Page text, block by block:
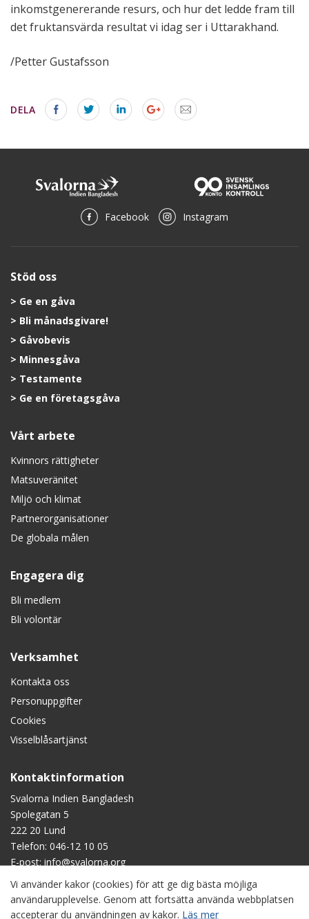
inkomstgenererande resurs, och hur det ledde fram till
det fruktansvärda resultat vi idag ser i Uttarakhand.
/Petter Gustafsson
DELA
Facebook Instagram
Stöd oss
Ge en gåva
Bli månadsgivare!
Gåvobevis
Minnesgåva
Testamente
Ge en företagsgåva
Vårt arbete
Kvinnors rättigheter
Matsuveränitet
Miljö och klimat
Partnerorganisationer
De globala målen
Engagera dig
Bli medlem
Bli volontär
Verksamhet
Kontakta oss
Personuppgifter
Cookies
Visselblåsartjänst
Kontaktinformation
Svalorna Indien Bangladesh
Spolegatan 5
222 20 Lund
Telefon: 046-12 10 05
E-post:info@svalorna.org
Swish: 90 123 45
Plusgiro: 90 1234-5
Vi använder kakor (cookies) för att ge dig bästa möjliga
användarupplevelse. Genom att fortsätta använda webbplatsen
accepterar du användningen av kakor. Läs mer